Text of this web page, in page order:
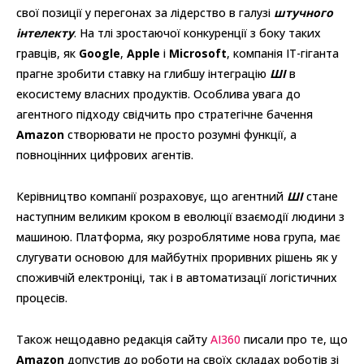
свої позиції у перегонах за лідерство в галузі штучного
інтелекту. На тлі зростаючої конкуренції з боку таких
гравців, як Google, Apple і Microsoft, компанія ІТ-гіганта
прагне зробити ставку на глибшу інтеграцію ШІв
екосистему власних продуктів. Особлива увага до
агентного підходу свідчить про стратегічне бачення
Amazon створювати не просто розумні функції, а
повноцінних цифрових агентів.
Керівництво компанії розраховує, що агентний ШІстане
наступним великим кроком в еволюції взаємодії людини з
машиною. Платформа, яку розроблятиме нова група, має
слугувати основою для майбутніх проривних рішень як у
споживчій електроніці, так і в автоматизації логістичних
процесів.
Також нещодавно редакція сайту AI360 писали про те, що
Amazon допустив до роботи на своїх складах роботів зі